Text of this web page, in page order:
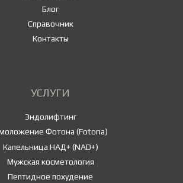
Блог
Справочник
Контакты
УСЛУГИ
Эндолифтинг
Фотона (Fotona)
Капельница НАД+ (NAD+)
Мужская косметология
Пептидное похудение